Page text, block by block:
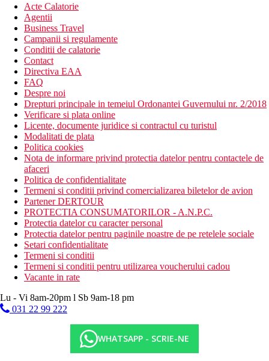
Acte Calatorie
Agentii
Business Travel
Campanii si regulamente
Conditii de calatorie
Contact
Directiva EAA
FAQ
Despre noi
Drepturi principale in temeiul Ordonantei Guvernului nr. 2/2018
Verificare si plata online
Licente, documente juridice si contractul cu turistul
Modalitati de plata
Politica cookies
Nota de informare privind protectia datelor pentru contactele de
afaceri
Politica de confidentialitate
Termeni si conditii privind comercializarea biletelor de avion
Partener DERTOUR
PROTECTIA CONSUMATORILOR - A.N.P.C.
Protectia datelor cu caracter personal
Protectia datelor pentru paginile noastre de pe retelele sociale
Setari confidentialitate
Termeni si conditii
Termeni si conditii pentru utilizarea voucherului cadou
Vacante in rate
Lu - Vi 8am-20pm l Sb 9am-18 pm
031 22 99 222
WHATSAPP - SCRIE-NE